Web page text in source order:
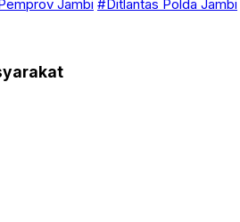
Jambi #Ditlantas Polda Jambi